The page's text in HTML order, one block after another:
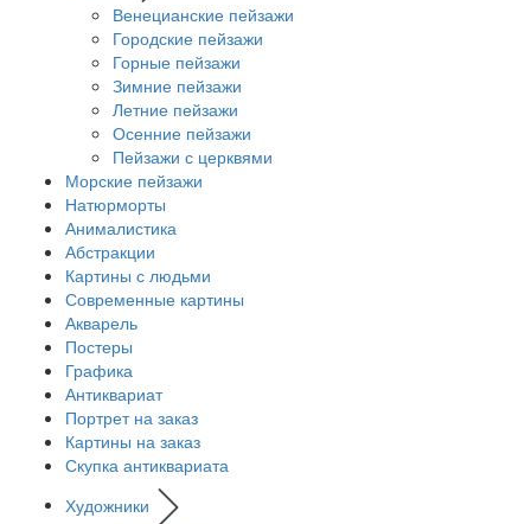
Венецианские пейзажи
Городские пейзажи
Горные пейзажи
Зимние пейзажи
Летние пейзажи
Осенние пейзажи
Пейзажи с церквями
Морские пейзажи
Натюрморты
Анималистика
Абстракции
Картины с людьми
Современные картины
Акварель
Постеры
Графика
Антиквариат
Портрет на заказ
Картины на заказ
Скупка антиквариата
Художники